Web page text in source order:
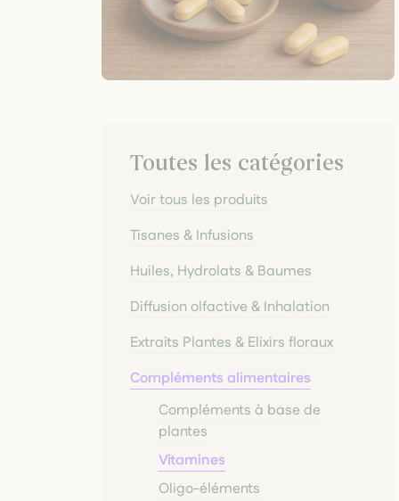
Toutes les catégories
Voir tous les produits
Tisanes & Infusions
Huiles, Hydrolats & Baumes
Diffusion olfactive & Inhalation
Extraits Plantes & Elixirs floraux
Compléments alimentaires
Compléments à base de
plantes
Vitamines
Oligo-éléments